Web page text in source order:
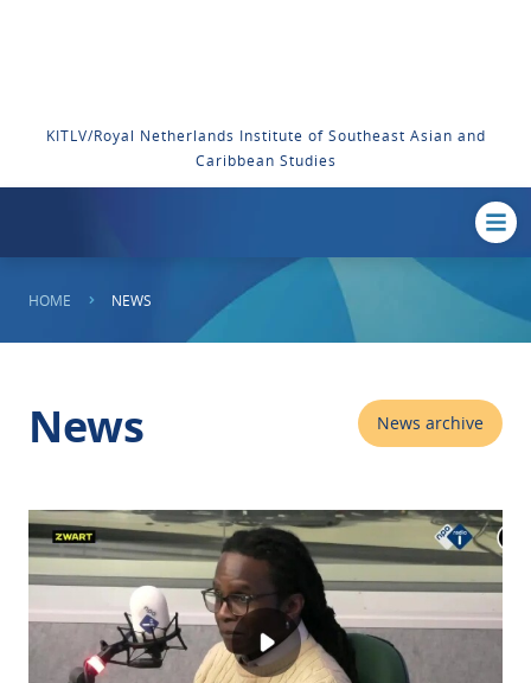
KITLV/Royal Netherlands Institute of Southeast Asian and
Caribbean Studies
HOME NEWS
News News archive